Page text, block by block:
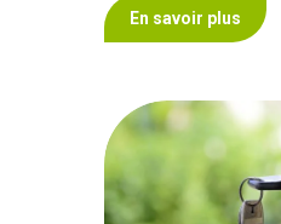
En savoir plus